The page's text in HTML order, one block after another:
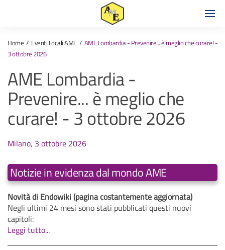
Home Eventi Locali AME
AME Lombardia - Prevenire... è meglio che curare! -
3 ottobre 2026
AME Lombardia -
Prevenire... è meglio che
curare! - 3 ottobre 2026
Milano, 3 ottobre 2026
Notizie in evidenza dal mondo AME
Novità di Endowiki (pagina costantemente aggiornata)
Negli ultimi 24 mesi sono stati pubblicati questi nuovi
capitoli:
Leggi tutto...